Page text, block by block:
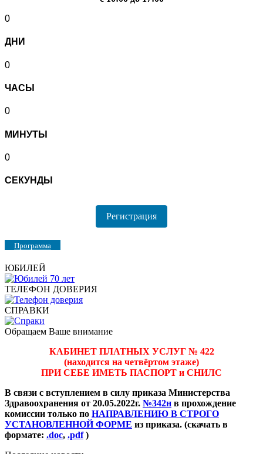
0
ДНИ
0
ЧАСЫ
0
МИНУТЫ
0
СЕКУНДЫ
Регистрация
Программа
ЮБИЛЕЙ
ТЕЛЕФОН ДОВЕРИЯ
СПРАВКИ
Обращаем Ваше внимание
КАБИНЕТ ПЛАТНЫХ УСЛУГ № 422
(находится на четвёртом этаже)
ПРИ СЕБЕ ИМЕТЬ ПАСПОРТ и СНИЛС
В связи с вступлением в силу приказа Министерства
Здравоохранения от 20.05.2022г. №342н в прохождение
комиссии только по НАПРАВЛЕНИЮ В СТРОГО
УСТАНОВЛЕННОЙ ФОРМЕ из приказа. (скачать в
формате: .doc, .pdf)